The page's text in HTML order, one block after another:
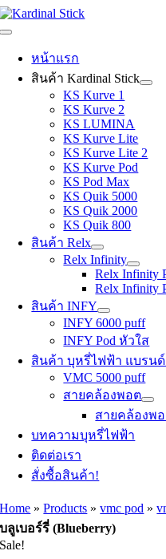
Skip
to
Toggle
Navigation
หน้าแรก
สินค้า Kardinal Stick
KS Kurve 1
KS Kurve 2
KS LUMINA
KS Kurve Lite
KS Kurve Lite 2
KS Kurve Pod
KS Pod Max
KS Quik 5000
KS Quik 2000
KS Quik 800
สินค้า Relx
Relx Infinity
Relx Infinity
Relx Infinity
สินค้า INFY
INFY 6000 puff
INFY Pod หัวใส
สินค้า บุหรี่ไฟฟ้า แบรน
VMC 5000 puff
สายคล้องพอต
สายคล้องพ
บทความบุหรี่ไฟฟ้า
ติดต่อเรา
สั่งซื้อสินค้า!
Home »Products »vmc pod »
บลูเบอร์รี่ (Blueberry)
Sale!